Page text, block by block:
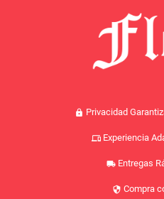
lock Privacidad
devices Experiencia
local_shipping Entregas
security Compra